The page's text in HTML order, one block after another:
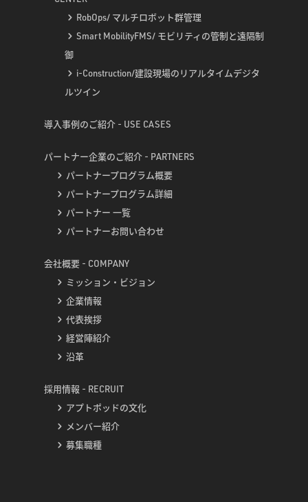
RobOps/ マルチロボット群管理
Smart MobilityFMS/ モビリティの管制と遠隔制
御
i-Construction/建設現場のリアルタイムデジタ
ルツイン
導入事例のご紹介 - USE CASES
パートナー企業のご紹介 - PARTNERS
パートナープログラム概要
パートナープログラム詳細
パートナー 一覧
パートナーお問い合わせ
会社概要 - COMPANY
ミッション・ビジョン
企業情報
代表挨拶
経営陣紹介
沿革
採用情報 - RECRUIT
アプトポッドの文化
メンバー紹介
募集職種